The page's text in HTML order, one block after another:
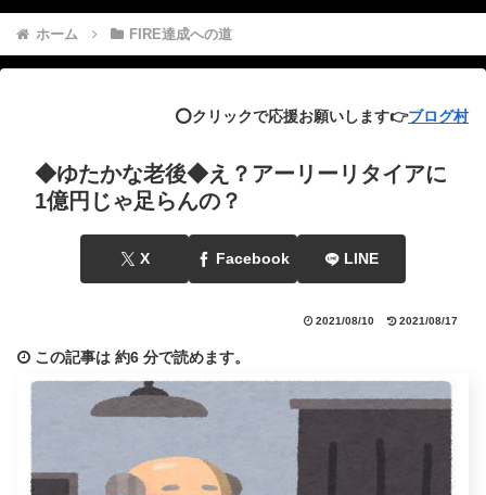
ホーム FIRE達成への道
⭕️クリックで応援お願いします👉ブログ村
◆ゆたかな老後◆え？アーリーリタイアに
1億円じゃ足らんの？
X Facebook LINE
2021/08/10 2021/08/17
この記事は 約6 分で読めます。